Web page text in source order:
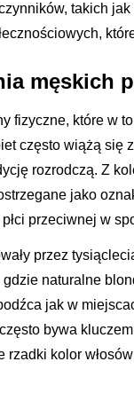
takich
męskich
fizyczne, które w
często wiążą się
rozrodczą. Z
jako
przeciwnej w
przez
naturalne
jak w
bywa
rzadki kolor